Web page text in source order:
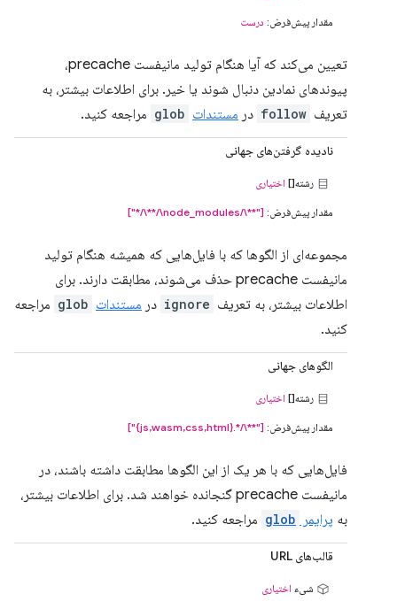
مقدار پیش‌فرض: درست
تعیین می‌کند که آیا هنگام تولید مانیفست precache،
پیوندهای نمادین دنبال شوند یا خیر. برای اطلاعات بیشتر، به
تعریف follow در مستندات glob مراجعه کنید.
نادیده گرفتن‌های جهانی
رشته[] اختیاری
مقدار پیش‌فرض: ["**\/node_modules\/**\/*"]
مجموعه‌ای از الگوها که با فایل‌هایی که همیشه هنگام تولید
مانیفست precache حذف می‌شوند، مطابقت دارند. برای
اطلاعات بیشتر، به تعریف ignore در مستندات glob مراجعه
کنید.
الگوهای جهانی
رشته[] اختیاری
مقدار پیش‌فرض: ["**\/*.{js,wasm,css,html}"]
فایل‌هایی که با هر یک از این الگوها مطابقت داشته باشند، در
مانیفست precache گنجانده خواهند شد. برای اطلاعات بیشتر،
به پرایمر glob مراجعه کنید.
قالب‌های URL
شیء اختیاری